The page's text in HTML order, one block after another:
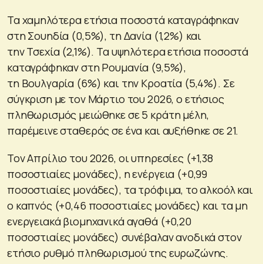
Τα χαμηλότερα ετήσια ποσοστά καταγράφηκαν
στη Σουηδία (0,5%), τη Δανία (1,2%) και
την Τσεχία (2,1%). Τα υψηλότερα ετήσια ποσοστά
καταγράφηκαν στη Ρουμανία (9,5%),
τη Βουλγαρία (6%) και την Κροατία (5,4%). Σε
σύγκριση με τον Μάρτιο του 2026, ο ετήσιος
πληθωρισμός μειώθηκε σε 5 κράτη μέλη,
παρέμεινε σταθερός σε ένα και αυξήθηκε σε 21.
Τον Απρίλιο του 2026, οι υπηρεσίες (+1,38
ποσοστιαίες μονάδες), η ενέργεια (+0,99
ποσοστιαίες μονάδες), τα τρόφιμα, το αλκοόλ και
ο καπνός (+0,46 ποσοστιαίες μονάδες) και τα μη
ενεργειακά βιομηχανικά αγαθά (+0,20
ποσοστιαίες μονάδες) συνέβαλαν ανοδικά στον
ετήσιο ρυθμό πληθωρισμού της ευρωζώνης.